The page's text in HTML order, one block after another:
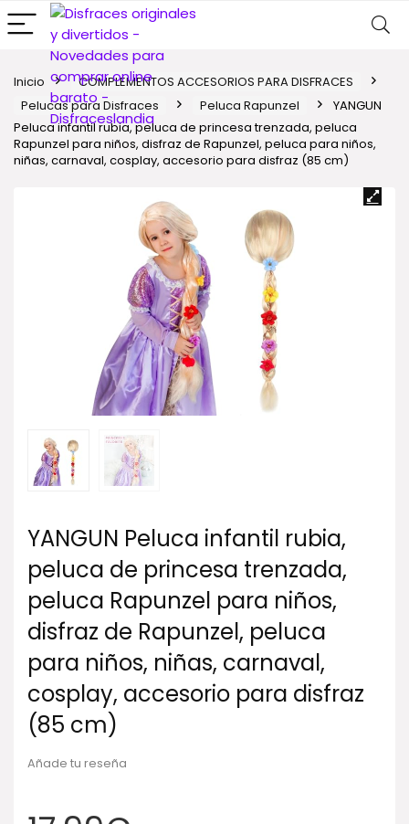
Inicio
COMPLEMENTOS ACCESORIOS PARA DISFRACES
Pelucas para Disfraces
Peluca Rapunzel
YANGUN
Peluca infantil rubia, peluca de princesa trenzada, peluca
Rapunzel para niños, disfraz de Rapunzel, peluca para niños,
niñas, carnaval, cosplay, accesorio para disfraz (85 cm)
YANGUN Peluca infantil rubia,
peluca de princesa trenzada,
peluca Rapunzel para niños,
disfraz de Rapunzel, peluca
para niños, niñas, carnaval,
cosplay, accesorio para disfraz
(85 cm)
Añade tu reseña